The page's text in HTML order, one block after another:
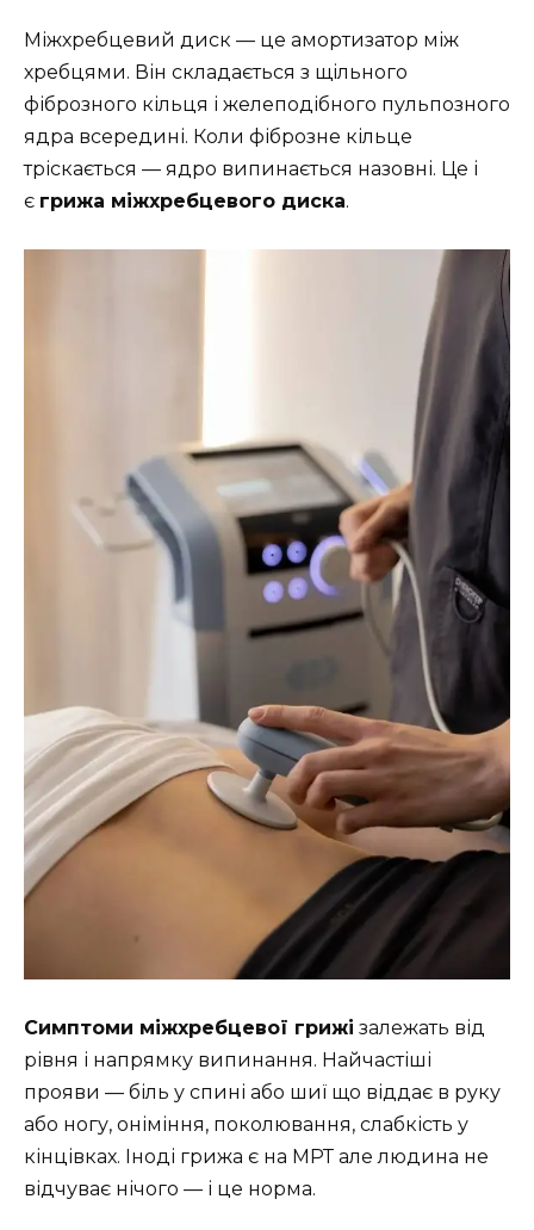
Міжхребцевий диск — це амортизатор між
хребцями. Він складається з щільного
фіброзного кільця і желеподібного пульпозного
ядра всередині. Коли фіброзне кільце
тріскається — ядро випинається назовні. Це і
є грижа міжхребцевого диска.
Симптоми міжхребцевої грижі залежать від
рівня і напрямку випинання. Найчастіші
прояви — біль у спині або шиї що віддає в руку
або ногу, оніміння, поколювання, слабкість у
кінцівках. Іноді грижа є на МРТ але людина не
відчуває нічого — і це норма.